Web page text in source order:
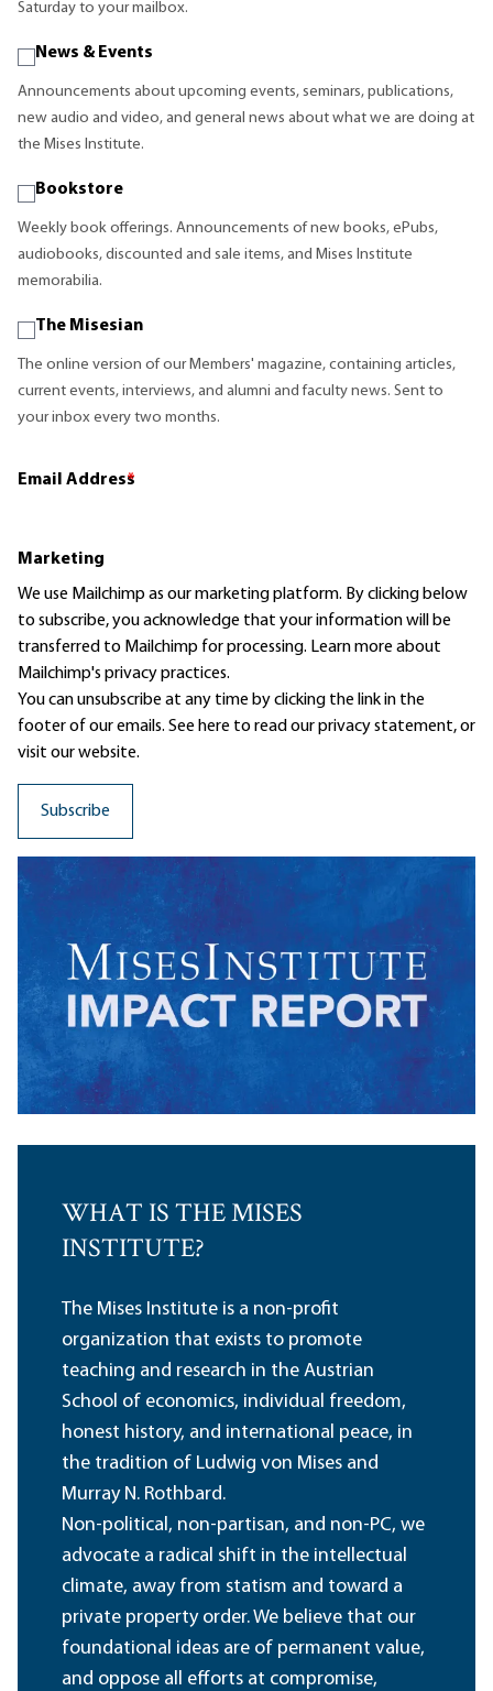
Saturday to your mailbox.
News & Events
Announcements about upcoming events, seminars, publications,
new audio and video, and general news about what we are doing at
the Mises Institute.
Bookstore
Weekly book offerings. Announcements of new books, ePubs,
audiobooks, discounted and sale items, and Mises Institute
memorabilia.
The Misesian
The online version of our Members' magazine, containing articles,
current events, interviews, and alumni and faculty news. Sent to
your inbox every two months.
Email Address
*
Marketing
We use Mailchimp as our marketing platform. By clicking below
to subscribe, you acknowledge that your information will be
transferred to Mailchimp for processing. Learn moreabout
Mailchimp's privacy practices.
You can unsubscribe at any time by clicking the link in the
footer of our emails. See here to read ourprivacy statement, or
visit our website.
WHAT IS THE MISES
INSTITUTE?
The Mises Institute is a non-profit
organization that exists to promote
teaching and research in the Austrian
School of economics, individual freedom,
honest history, and international peace, in
the tradition of Ludwig von Mises and
Murray N. Rothbard.
Non-political, non-partisan, and non-PC, we
advocate a radical shift in the intellectual
climate, away from statism and toward a
private property order. We believe that our
foundational ideas are of permanent value,
and oppose all efforts at compromise,